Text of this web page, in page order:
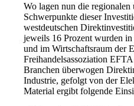
Wo lagen nun die regionalen
Schwerpunkte dieser
westdeutschen
jeweils 16 Prozent wurden
und im Wirtschaftsraum der
Freihandelsassoziation
Branchen überwogen
Industrie, gefolgt von der
Material ergibt folgende